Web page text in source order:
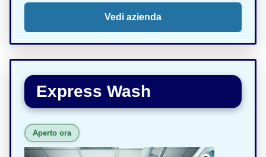
Vedi azienda
Express Wash
Aperto ora